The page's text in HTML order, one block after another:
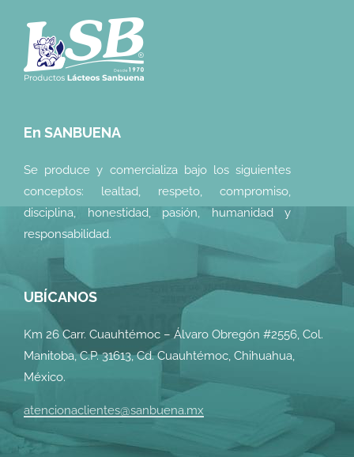
En SANBUENA
Se produce y comercializa bajo los siguientes
conceptos: lealtad, respeto, compromiso,
disciplina, honestidad, pasión, humanidad y
responsabilidad.
UBÍCANOS
Km 26 Carr. Cuauhtémoc – Álvaro Obregón #2556, Col.
Manitoba, C.P. 31613, Cd. Cuauhtémoc, Chihuahua,
México.
atencionaclientes@sanbuena.mx